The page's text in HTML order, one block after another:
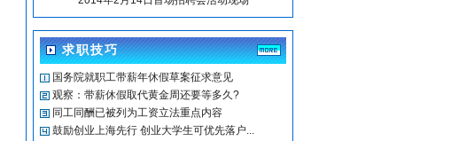
招聘临聘人员的公告(3-23)
求职技巧
国务院就职工带薪年休假草案征求意见
观察：带薪休假取代黄金周还要等多久?
同工同酬已被列为工资立法重点内容
鼓励创业上海先行 创业大学生可优先落户...